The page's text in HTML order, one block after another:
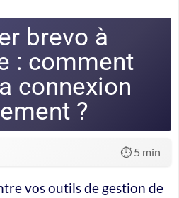
brevo à
: comment
connexion
?
⏱️ 5 min
vos outils de gestion de